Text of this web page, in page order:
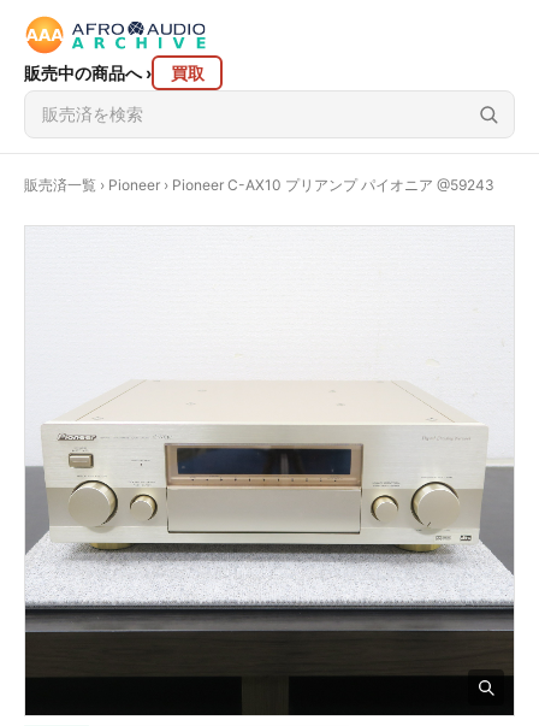
販売中の商品へ› 買取
販売済一覧 › Pioneer › Pioneer C-AX10 プリアンプ パイオニア @59243